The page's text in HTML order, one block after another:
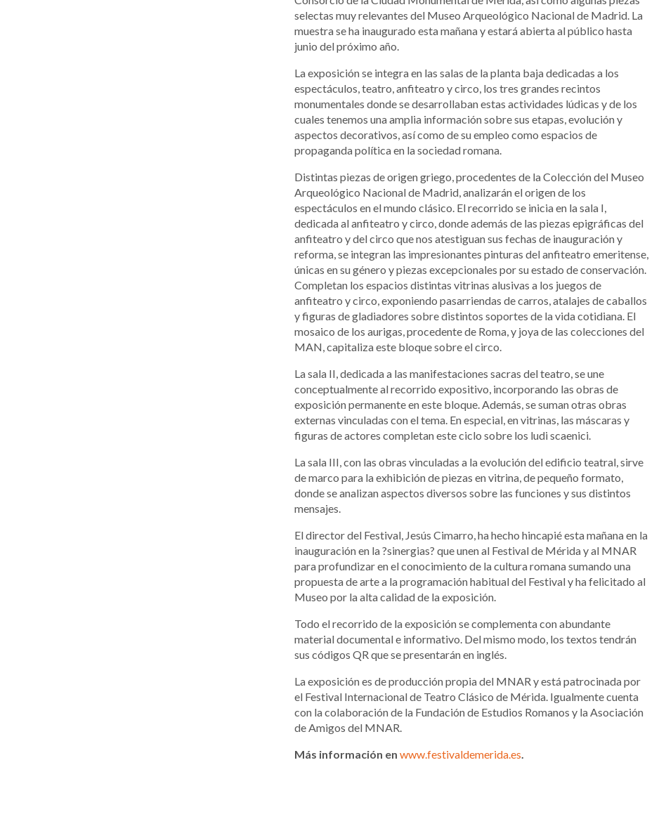
selectas muy relevantes del Museo Arqueológico Nacional de Madrid. La
muestra se ha inaugurado esta mañana y estará abierta al público hasta
junio del próximo año.
La exposición se integra en las salas de la planta baja dedicadas a los
espectáculos, teatro, anfiteatro y circo, los tres grandes recintos
monumentales donde se desarrollaban estas actividades lúdicas y de los
cuales tenemos una amplia información sobre sus etapas, evolución y
aspectos decorativos, así como de su empleo como espacios de
propaganda política en la sociedad romana.
Distintas piezas de origen griego, procedentes de la Colección del Museo
Arqueológico Nacional de Madrid, analizarán el origen de los
espectáculos en el mundo clásico. El recorrido se inicia en la sala I,
dedicada al anfiteatro y circo, donde además de las piezas epigráficas del
anfiteatro y del circo que nos atestiguan sus fechas de inauguración y
reforma, se integran las impresionantes pinturas del anfiteatro emeritense,
únicas en su género y piezas excepcionales por su estado de conservación.
Completan los espacios distintas vitrinas alusivas a los juegos de
anfiteatro y circo, exponiendo pasarriendas de carros, atalajes de caballos
y figuras de gladiadores sobre distintos soportes de la vida cotidiana. El
mosaico de los aurigas, procedente de Roma, y joya de las colecciones del
MAN, capitaliza este bloque sobre el circo.
La sala II, dedicada a las manifestaciones sacras del teatro, se une
conceptualmente al recorrido expositivo, incorporando las obras de
exposición permanente en este bloque. Además, se suman otras obras
externas vinculadas con el tema. En especial, en vitrinas, las máscaras y
figuras de actores completan este ciclo sobre los ludi scaenici.
La sala III, con las obras vinculadas a la evolución del edificio teatral, sirve
de marco para la exhibición de piezas en vitrina, de pequeño formato,
donde se analizan aspectos diversos sobre las funciones y sus distintos
mensajes.
El director del Festival, Jesús Cimarro, ha hecho hincapié esta mañana en la
inauguración en la ?sinergias? que unen al Festival de Mérida y al MNAR
para profundizar en el conocimiento de la cultura romana sumando una
propuesta de arte a la programación habitual del Festival y ha felicitado al
Museo por la alta calidad de la exposición.
Todo el recorrido de la exposición se complementa con abundante
material documental e informativo. Del mismo modo, los textos tendrán
sus códigos QR que se presentarán en inglés.
La exposición es de producción propia del MNAR y está patrocinada por
el Festival Internacional de Teatro Clásico de Mérida. Igualmente cuenta
con la colaboración de la Fundación de Estudios Romanos y la Asociación
de Amigos del MNAR.
Más información en www.festivaldemerida.es.